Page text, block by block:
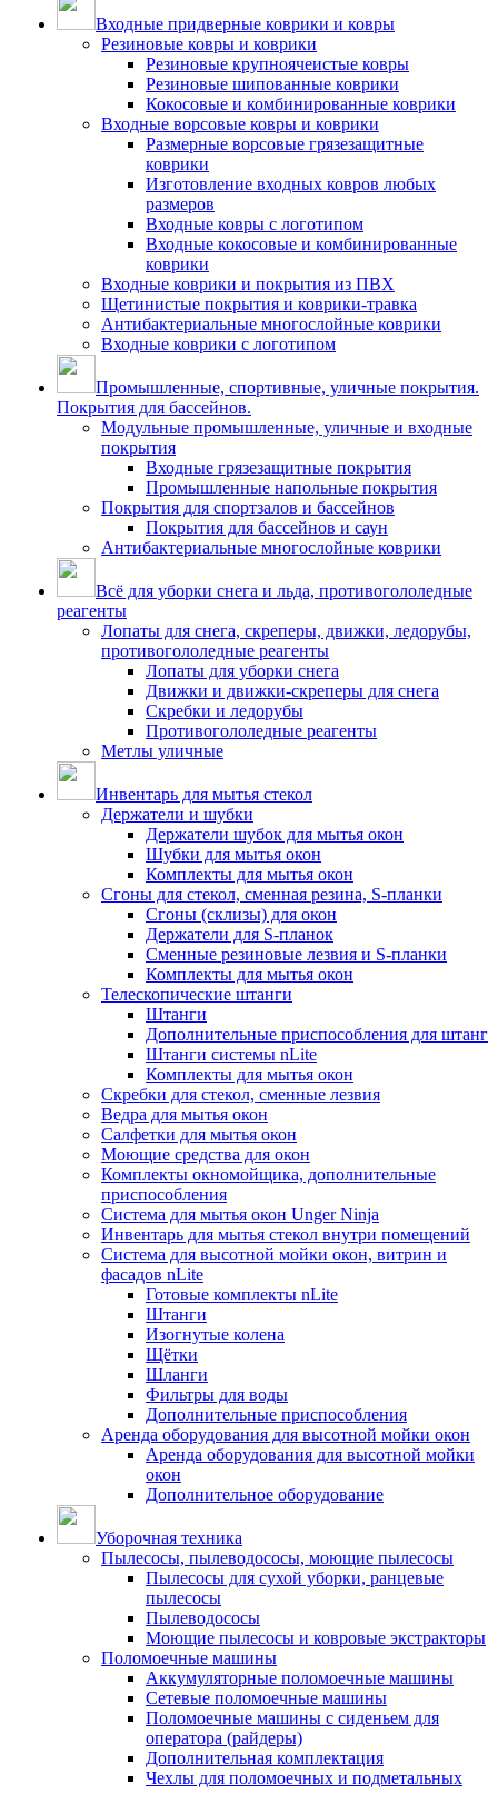
Входные придверные коврики и ковры
Резиновые ковры и коврики
Резиновые крупноячеистые ковры
Резиновые шипованные коврики
Кокосовые и комбинированные коврики
Входные ворсовые ковры и коврики
Размерные ворсовые грязезащитные
коврики
Изготовление входных ковров любых
размеров
Входные ковры с логотипом
Входные кокосовые и комбинированные
коврики
Входные коврики и покрытия из ПВХ
Щетинистые покрытия и коврики-травка
Антибактериальные многослойные коврики
Входные коврики с логотипом
Промышленные, спортивные, уличные покрытия.
Покрытия для бассейнов.
Модульные промышленные, уличные и входные
покрытия
Входные грязезащитные покрытия
Промышленные напольные покрытия
Покрытия для спортзалов и бассейнов
Покрытия для бассейнов и саун
Антибактериальные многослойные коврики
Всё для уборки снега и льда, противогололедные
реагенты
Лопаты для снега, скреперы, движки, ледорубы,
противогололедные реагенты
Лопаты для уборки снега
Движки и движки-скреперы для снега
Скребки и ледорубы
Противогололедные реагенты
Метлы уличные
Инвентарь для мытья стекол
Держатели и шубки
Держатели шубок для мытья окон
Шубки для мытья окон
Комплекты для мытья окон
Сгоны для стекол, сменная резина, S-планки
Сгоны (склизы) для окон
Держатели для S-планок
Сменные резиновые лезвия и S-планки
Комплекты для мытья окон
Телескопические штанги
Штанги
Дополнительные приспособления для штанг
Штанги системы nLite
Комплекты для мытья окон
Скребки для стекол, сменные лезвия
Ведра для мытья окон
Салфетки для мытья окон
Моющие средства для окон
Комплекты окномойщика, дополнительные
приспособления
Система для мытья окон Unger Ninja
Инвентарь для мытья стекол внутри помещений
Система для высотной мойки окон, витрин и
фасадов nLite
Готовые комплекты nLite
Штанги
Изогнутые колена
Щётки
Шланги
Фильтры для воды
Дополнительные приспособления
Аренда оборудования для высотной мойки окон
Аренда оборудования для высотной мойки
окон
Дополнительное оборудование
Уборочная техника
Пылесосы, пылеводососы, моющие пылесосы
Пылесосы для сухой уборки, ранцевые
пылесосы
Пылеводососы
Моющие пылесосы и ковровые экстракторы
Поломоечные машины
Аккумуляторные поломоечные машины
Сетевые поломоечные машины
Поломоечные машины с сиденьем для
оператора (райдеры)
Дополнительная комплектация
Чехлы для поломоечных и подметальных